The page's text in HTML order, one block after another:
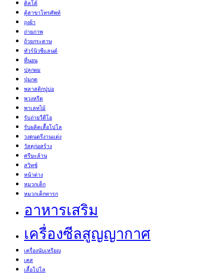
ดิลโด้
ตู้สาขาโทรศัพท์
ถุงผ้า
ถ่ายภาพ
ถ้วยกระดาษ
ทัวร์นิวซีแลนด์
ที่นอน
ปลูกผม
ปุ่มกด
พลาสติกปูบ่อ
พวงหรีด
พาเลทไม้
รับถ่ายวีดีโอ
รับผลิตเสื้อโปโล
วงดนตรีงานแต่ง
วัสดุก่อสร้าง
ศรีษะล้าน
สวิทช์
หน้าต่าง
หมวกเด็ก
หมวกเด็กทารก
อาหารเสริม
เครื่องซีลสูญญากาศ
เครื่องนับเหรียญ
เคส
เสื้อโปโล